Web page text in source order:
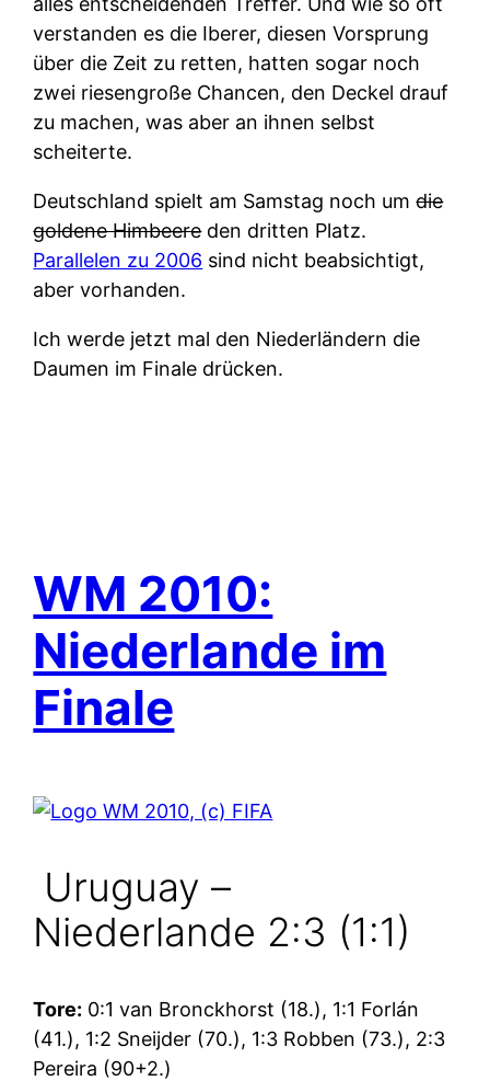
verstanden es die Iberer, diesen Vorsprung
über die Zeit zu retten, hatten sogar noch
zwei riesengroße Chancen, den Deckel drauf
zu machen, was aber an ihnen selbst
scheiterte.
Deutschland spielt am Samstag noch umdie
goldene Himbeereden dritten Platz.
Parallelen zu 2006 sind nicht beabsichtigt,
aber vorhanden.
Ich werde jetzt mal den Niederländern die
Daumen im Finale drücken.
WM 2010:
Niederlande im
Finale
Uruguay –
Niederlande 2:3 (1:1)
Tore: 0:1 van Bronckhorst (18.), 1:1 Forlán
(41.), 1:2 Sneijder (70.), 1:3 Robben (73.), 2:3
Pereira (90+2.)